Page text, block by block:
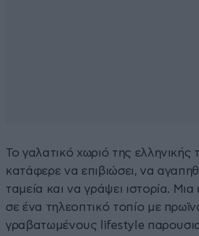
Το γαλατικό χωριό της
κατάφερε να επιβιώσει, να
ταμεία και να γράψει ιστορία.
σε ένα τηλεοπτικό τοπίο με
γραβατωμένους lifestyle